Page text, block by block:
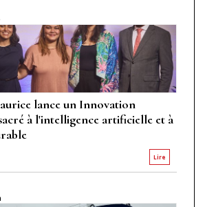
lance un Innovation
à l'intelligence artificielle et à
Lire